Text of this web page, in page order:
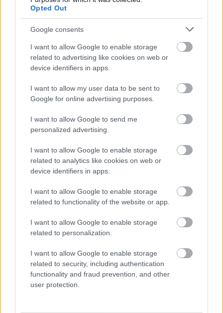
Opted Out
Google consents
I want to allow Google to enable storage
related to advertising like cookies on web or
device identifiers in apps.
I want to allow my user data to be sent to
Google for online advertising purposes.
I want to allow Google to send me
personalized advertising.
I want to allow Google to enable storage
related to analytics like cookies on web or
device identifiers in apps.
I want to allow Google to enable storage
related to functionality of the website or app.
I want to allow Google to enable storage
related to personalization.
I want to allow Google to enable storage
related to security, including authentication
functionality and fraud prevention, and other
user protection.